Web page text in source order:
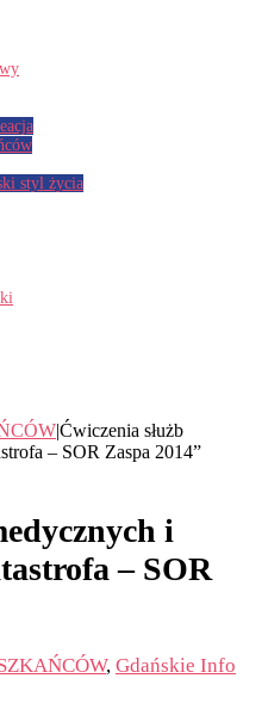
styl życia
|Ćwiczenia służb
– SOR Zaspa 2014”
i
– SOR
, Gdańskie Info